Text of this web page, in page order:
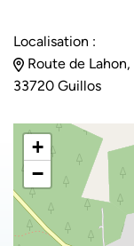
Localisation :
Route de Lahon,
33720 Guillos
+
−